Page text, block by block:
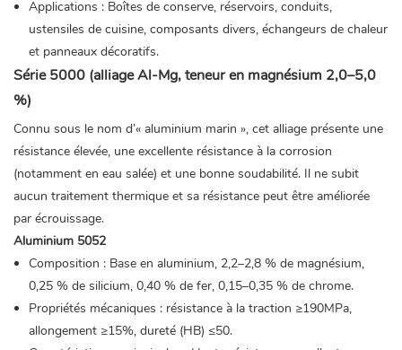
Applications : Boîtes de conserve, réservoirs, conduits,
ustensiles de cuisine, composants divers, échangeurs de chaleur
et panneaux décoratifs.
Série 5000 (alliage Al-Mg, teneur en magnésium 2,0–5,0
%)
Connu sous le nom d’« aluminium marin », cet alliage présente une
résistance élevée, une excellente résistance à la corrosion
(notamment en eau salée) et une bonne soudabilité. Il ne subit
aucun traitement thermique et sa résistance peut être améliorée
par écrouissage.
Aluminium 5052
Composition : Base en aluminium, 2,2–2,8 % de magnésium,
0,25 % de silicium, 0,40 % de fer, 0,15–0,35 % de chrome.
Propriétés mécaniques : résistance à la traction ≥190MPa,
allongement ≥15%, dureté (HB) ≤50.